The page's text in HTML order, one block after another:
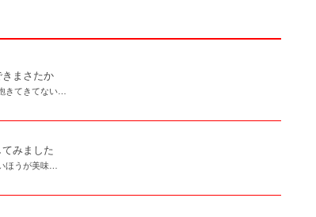
まさたか
きてきてない…
みました
ほうが美味…